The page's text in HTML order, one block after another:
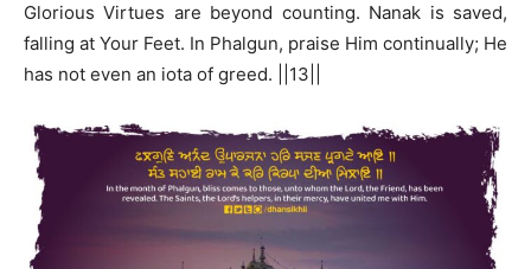
Glorious Virtues are beyond counting. Nanak is saved,
falling at Your Feet. In Phalgun, praise Him continually; He
has not even an iota of greed. ||13||